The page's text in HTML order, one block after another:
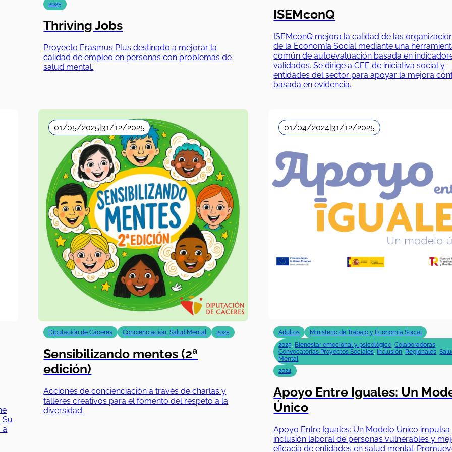
2025
Thriving Jobs
Proyecto Erasmus Plus destinado a mejorar la
calidad de empleo en personas con problemas de
salud mental.
ISEMconQ
ISEMconQ mejora la calidad de las
de la Economía Social mediante una
común de autoevaluación basada en
validados. Se dirige a CEE de iniciativa social y
entidades del sector para apoyar la mejora
basada en evidencia.
Su
a
01/05/2025|31/12/2025
Diputación de Cáceres Concienciación,Salud Mental 2025
Sensibilizando mentes (2ª
edición)
Acciones de concienciación a través de charlas y
talleres creativos para el fomento del respeto a la
diversidad.
01/04/2024|31/12/2025
Adultos
Ministerio de Trabajo y Economía Social
2025, Bienestar emocional y psicológico,Colaboradoras,
Convocatorias Proyectos Sociales, Inclusión, Regionales,
Mental
2024
Apoyo Entre Iguales: Un
Único
Apoyo Entre Iguales: Un Modelo Único impulsa
inclusión laboral de personas vulnerables y
eficacia de entidades en salud mental.